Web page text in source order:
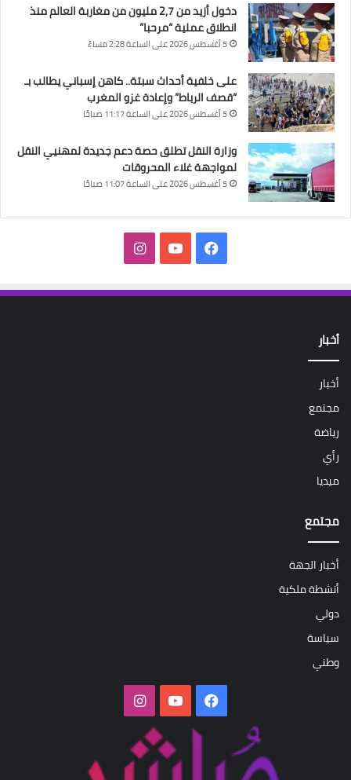
دخول أزيد من 2,7 مليون من مغاربة العالم منذ
انطلاق عملية “مرحبا”
5 أغسطس 2026 على الساعة 2:28 مساءً
على خلفية أحداث سبتة.. كاهن إسباني يطالب بـ
“قصف الرباط” وإعادة غزو المغرب
5 أغسطس 2026 على الساعة 11:17 صباحًا
وزارة النقل تطلق حصة دعم جديدة لمهنيي النقل
لمواجهة غلاء المحروقات
5 أغسطس 2026 على الساعة 11:07 صباحًا
فيسبوك‫YouTubeانستقرام
أخبار
أخبار
مجتمع
رياضة
رأي
ميديا
مجتمع
أخبار الجهة
أنشطة ملكية
دولي
سياسة
وطني
فيسبوك‫YouTubeانستقرام